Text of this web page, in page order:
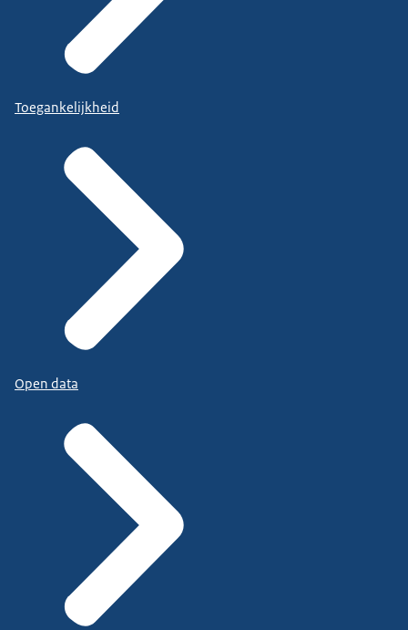
Toegankelijkheid
Open data